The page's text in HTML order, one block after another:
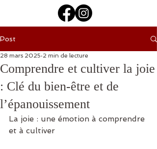
Post
Comprendre et cultiver la joie
: Clé du bien-être et de
l’épanouissement
28 mars 2025 2 min de lecture
La joie : une émotion à comprendre
et à cultiver